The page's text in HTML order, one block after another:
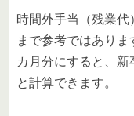
時間外手当（残業代
まで参考ではあり
カ月分にすると、
と計算できます。